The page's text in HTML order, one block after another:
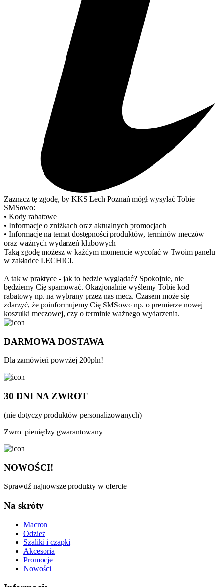
Zaznacz tę zgodę, by KKS Lech Poznań mógł wysyłać Tobie
SMSowo:
• Kody rabatowe
• Informacje o zniżkach oraz aktualnych promocjach
• Informacje na temat dostępności produktów, terminów meczów
oraz ważnych wydarzeń klubowych
Taką zgodę możesz w każdym momencie wycofać w Twoim panelu
w zakładce LECHICI.
A tak w praktyce - jak to będzie wyglądać? Spokojnie, nie
będziemy Cię spamować. Okazjonalnie wyślemy Tobie kod
rabatowy np. na wybrany przez nas mecz. Czasem może się
zdarzyć, że poinformujemy Cię SMSowo np. o premierze nowej
koszulki meczowej, czy o terminie ważnego wydarzenia.
DARMOWA DOSTAWA
Dla zamówień powyżej 200pln!
30 DNI NA ZWROT
(nie dotyczy produktów personalizowanych)
Zwrot pieniędzy gwarantowany
NOWOŚCI!
Sprawdź najnowsze produkty w ofercie
Na skróty
Macron
Odzież
Szaliki i czapki
Akcesoria
Promocje
Nowości